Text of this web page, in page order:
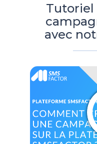
Tutoriel
avec